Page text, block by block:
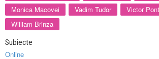
Monica Macovei
Vadim Tudor
Victor
William Brinza
Subiecte
Online